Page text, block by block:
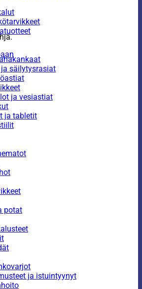
säilytysrasiat
ja vesiastiat
ja tabletit
potat
ja istuintyynyt